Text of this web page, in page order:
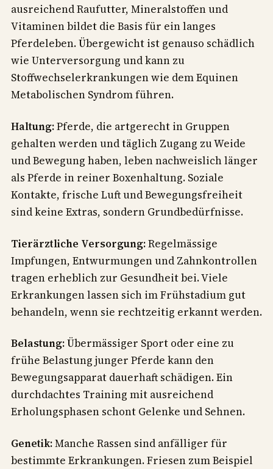
ausreichend Raufutter, Mineralstoffen und
Vitaminen bildet die Basis für ein langes
Pferdeleben. Übergewicht ist genauso schädlich
wie Unterversorgung und kann zu
Stoffwechselerkrankungen wie dem Equinen
Metabolischen Syndrom führen.
Haltung:Pferde, die artgerecht in Gruppen
gehalten werden und täglich Zugang zu Weide
und Bewegung haben, leben nachweislich länger
als Pferde in reiner Boxenhaltung. Soziale
Kontakte, frische Luft und Bewegungsfreiheit
sind keine Extras, sondern Grundbedürfnisse.
Tierärztliche Versorgung:Regelmässige
Impfungen, Entwurmungen und Zahnkontrollen
tragen erheblich zur Gesundheit bei. Viele
Erkrankungen lassen sich im Frühstadium gut
behandeln, wenn sie rechtzeitig erkannt werden.
Belastung:Übermässiger Sport oder eine zu
frühe Belastung junger Pferde kann den
Bewegungsapparat dauerhaft schädigen. Ein
durchdachtes Training mit ausreichend
Erholungsphasen schont Gelenke und Sehnen.
Genetik:Manche Rassen sind anfälliger für
bestimmte Erkrankungen. Friesen zum Beispiel